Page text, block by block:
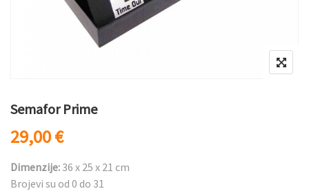
Semafor Prime
29,00€
Dimenzije: 36 x 25 x 21 cm
Brojevi su od 0 do 31